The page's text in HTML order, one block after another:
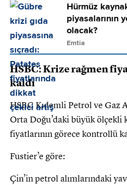
Hürmüz
piyasalarının
olacak?
Emtia
HSBC: Krize rağmen
kaldı
HSBC Kıdemli Petrol ve Gaz
Orta Doğu’daki büyük ölçekli
fiyatlarının görece kontrollü
Fustier’e göre:
Çin’in petrol alımlarındaki